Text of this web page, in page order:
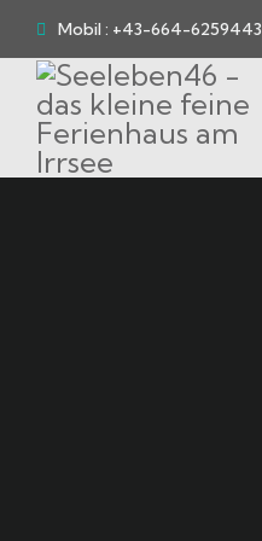
Mobil : +43-664-6259443